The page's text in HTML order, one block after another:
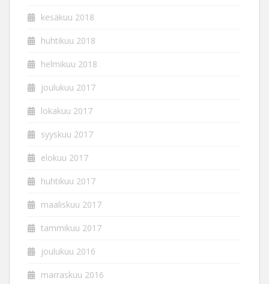
kesäkuu 2018
huhtikuu 2018
helmikuu 2018
joulukuu 2017
lokakuu 2017
syyskuu 2017
elokuu 2017
huhtikuu 2017
maaliskuu 2017
tammikuu 2017
joulukuu 2016
marraskuu 2016